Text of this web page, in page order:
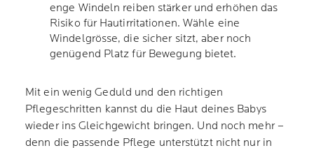
enge Windeln reiben stärker und erhöhen das
Risiko für Hautirritationen. Wähle eine
Windelgrösse, die sicher sitzt, aber noch
genügend Platz für Bewegung bietet.
Mit ein wenig Geduld und den richtigen
Pflegeschritten kannst du die Haut deines Babys
wieder ins Gleichgewicht bringen. Und noch mehr –
denn die passende Pflege unterstützt nicht nur in